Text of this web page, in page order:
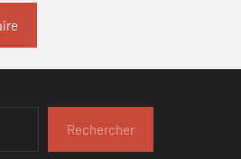
Rechercher